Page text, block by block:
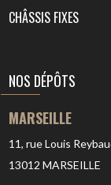
CHÂSSIS FIXES
NOS DÉPÔTS
MARSEILLE
11, rue Louis
13012MARSEILLE